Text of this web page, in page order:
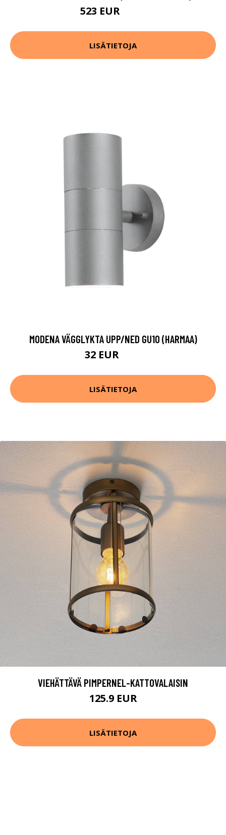
523 EUR
LISÄTIETOJA
MODENA VÄGGLYKTA UPP/NED GU10 (HARMAA)
32 EUR
LISÄTIETOJA
VIEHÄTTÄVÄ PIMPERNEL-KATTOVALAISIN
125.9 EUR
LISÄTIETOJA